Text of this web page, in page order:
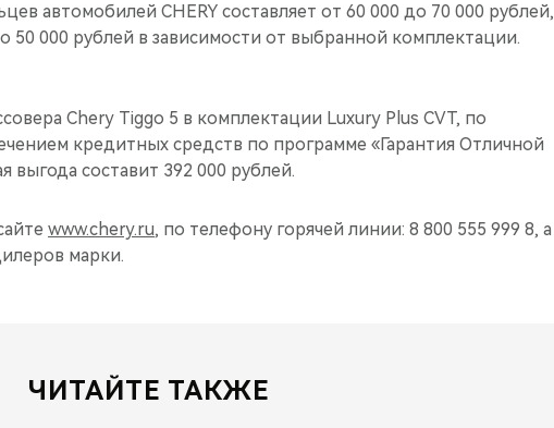
автомобилей CHERY составляет от 60 000 до 70 000 рублей,
50 000 рублей в зависимости от выбранной комплектации.
Chery Tiggo 5 в комплектации Luxury Plus CVT, по
кредитных средств по программе «Гарантия Отличной
выгода составит 392 000 рублей.
www.chery.ru, по телефону горячей линии: 8 800 555 999 8, а
марки.
ЧИТАЙТЕ ТАКЖЕ